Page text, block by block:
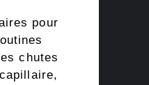
pour
chutes